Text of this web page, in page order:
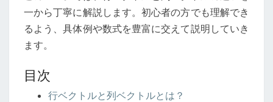
底
解
説
一から丁寧に解説します。初心者の方でも理解でき
るよう、具体例や数式を豊富に交えて説明していき
ます。
目次
行ベクトルと列ベクトルとは？